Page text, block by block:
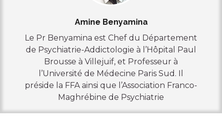
Amine Benyamina
Le Pr Benyamina est Chef du Département
de Psychiatrie-Addictologie à l’Hôpital Paul
Brousse à Villejuif, et Professeur à
l’Université de Médecine Paris Sud. Il
préside la FFA ainsi que l’Association Franco-
Maghrébine de Psychiatrie